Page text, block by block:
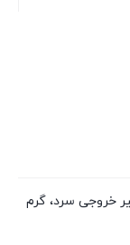
خروجی سرد، گرم